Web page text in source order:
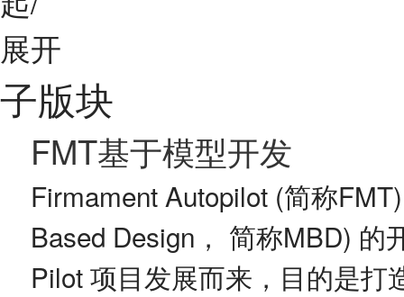
子版块
FMT基于模型开发
Firmament Autopilot (简称
Based Design， 简称MBD)
Pilot 项目发展而来，目的是